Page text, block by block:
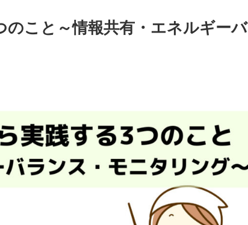
こと～情報共有・エネルギーバ